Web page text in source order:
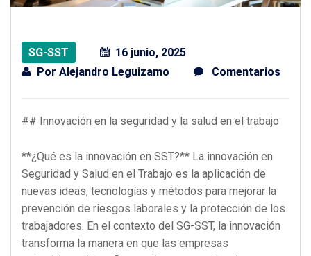
SG-SST
16 junio, 2025
Por Alejandro Leguizamo Comentarios
## Innovación en la seguridad y la salud en el trabajo
**¿Qué es la innovación en SST?** La innovación en
Seguridad y Salud en el Trabajo es la aplicación de
nuevas ideas, tecnologías y métodos para mejorar la
prevención de riesgos laborales y la protección de los
trabajadores. En el contexto del SG-SST, la innovación
transforma la manera en que las empresas